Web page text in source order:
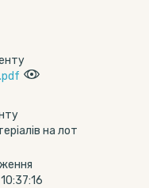
на лот